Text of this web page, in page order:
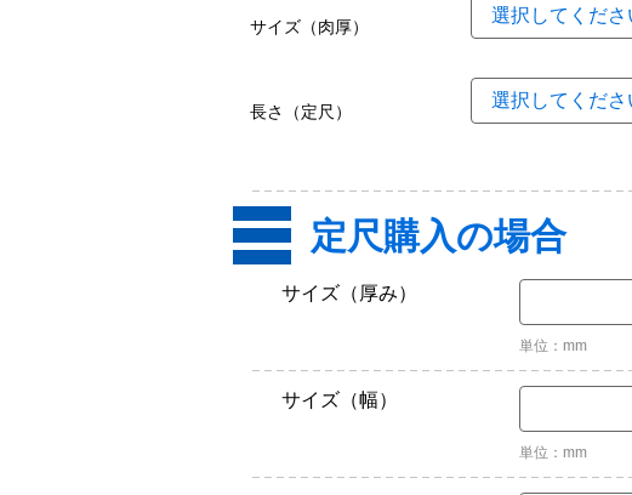
サイズ（肉厚）
長さ（定尺）
定尺購入の場合
サイズ（厚み）
単位：mm
サイズ（幅）
単位：mm